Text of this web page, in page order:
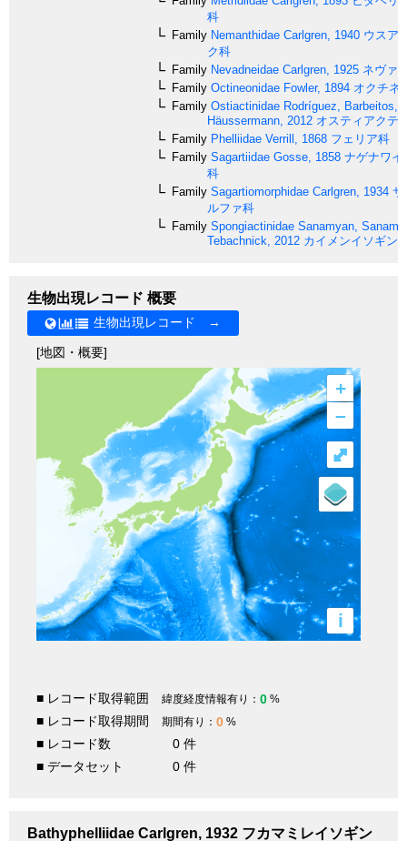
科
Family Nemanthidae Carlgren, 1940 ウスア
ク科
Family Nevadneidae Carlgren, 1925 ネヴァ
Family Octineonidae Fowler, 1894 オクチネ
Family Ostiactinidae Rodríguez, Barbeitos,
Häussermann, 2012 オスティアクテ
Family Phelliidae Verrill, 1868 フェリア科
Family Sagartiidae Gosse, 1858 ナゲナワイ
科
Family Sagartiomorphidae Carlgren, 1934 サ
ルファ科
Family Spongiactinidae Sanamyan,
Tebachnick, 2012 カイメンイソギン
生物出現レコード 概要
生物出現レコード →
[地図・概要]
+
–
i
⤢
■ レコード取得範囲 緯度経度情報有り： 0 %
■ レコード取得期間 期間有り： 0 %
■ レコード数
0 件
■ データセット
0 件
Bathyphelliidae Carlgren, 1932 フカマミレイソギン